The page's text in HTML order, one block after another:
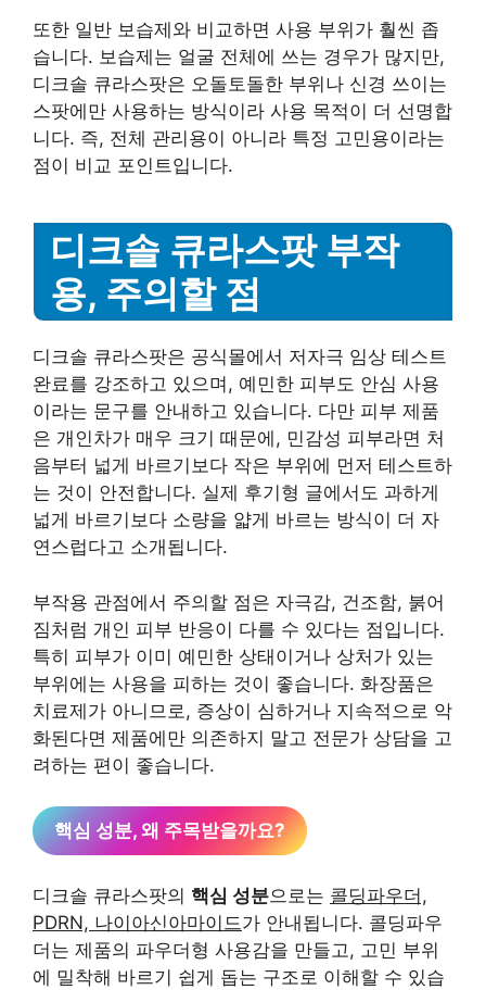
또한 일반 보습제와 비교하면 사용 부위가 훨씬 좁
습니다. 보습제는 얼굴 전체에 쓰는 경우가 많지만,
디크솔 큐라스팟은 오돌토돌한 부위나 신경 쓰이는
스팟에만 사용하는 방식이라 사용 목적이 더 선명합
니다. 즉, 전체 관리용이 아니라 특정 고민용이라는
점이 비교 포인트입니다.
디크솔 큐라스팟 부작
용, 주의할 점
디크솔 큐라스팟은 공식몰에서 저자극 임상 테스트
완료를 강조하고 있으며, 예민한 피부도 안심 사용
이라는 문구를 안내하고 있습니다. 다만 피부 제품
은 개인차가 매우 크기 때문에, 민감성 피부라면 처
음부터 넓게 바르기보다 작은 부위에 먼저 테스트하
는 것이 안전합니다. 실제 후기형 글에서도 과하게
넓게 바르기보다 소량을 얇게 바르는 방식이 더 자
연스럽다고 소개됩니다.
부작용 관점에서 주의할 점은 자극감, 건조함, 붉어
짐처럼 개인 피부 반응이 다를 수 있다는 점입니다.
특히 피부가 이미 예민한 상태이거나 상처가 있는
부위에는 사용을 피하는 것이 좋습니다. 화장품은
치료제가 아니므로, 증상이 심하거나 지속적으로 악
화된다면 제품에만 의존하지 말고 전문가 상담을 고
려하는 편이 좋습니다.
핵심 성분, 왜 주목받을까요?
디크솔 큐라스팟의 핵심 성분으로는 콜딩파우더,
PDRN, 나이아신아마이드가 안내됩니다. 콜딩파우
더는 제품의 파우더형 사용감을 만들고, 고민 부위
에 밀착해 바르기 쉽게 돕는 구조로 이해할 수 있습